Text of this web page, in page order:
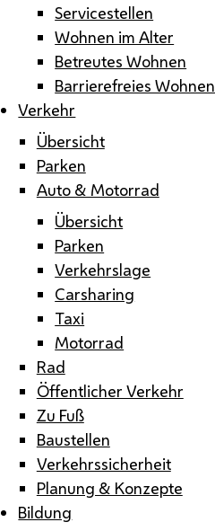
Servicestellen
Wohnen im Alter
Betreutes Wohnen
Barrierefreies Wohnen
Verkehr
Übersicht
Parken
Auto & Motorrad
Übersicht
Parken
Verkehrslage
Carsharing
Taxi
Motorrad
Rad
Öffentlicher Verkehr
Zu Fuß
Baustellen
Verkehrssicherheit
Planung & Konzepte
Bildung